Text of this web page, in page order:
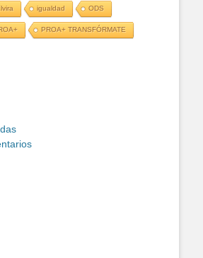
igualdad ODS
PROA+ TRANSFÓRMATE